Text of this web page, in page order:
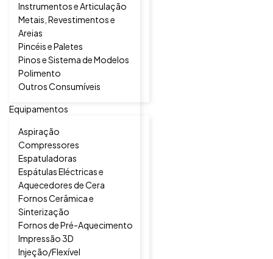
Instrumentos e Articulação
Metais, Revestimentos e
Areias
Pincéis e Paletes
Pinos e Sistema de Modelos
Polimento
Outros Consumíveis
Equipamentos
Aspiração
Compressores
Espatuladoras
Espátulas Eléctricas e
Aquecedores de Cera
Fornos Cerâmica e
Sinterização
Fornos de Pré-Aquecimento
Impressão 3D
Injeção/Flexível